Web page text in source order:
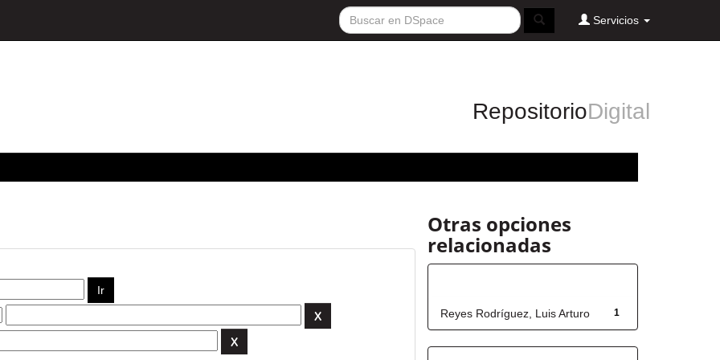
Servicios
RepositorioDigital
Otras opciones
relacionadas
1
Reyes Rodríguez, Luis Arturo